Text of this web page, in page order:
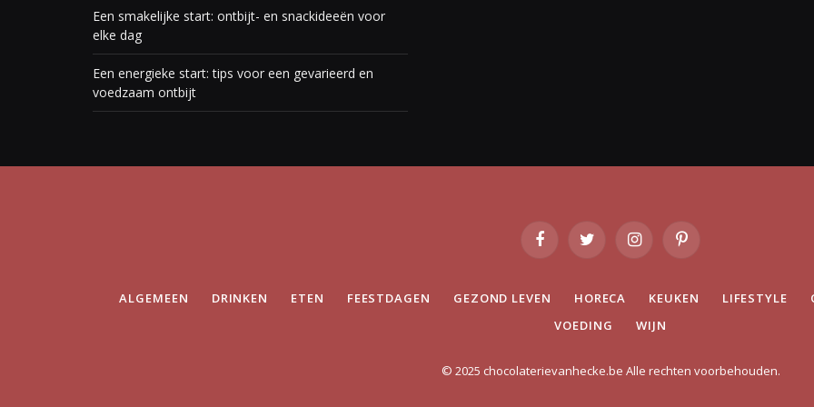
Een smakelijke start: ontbijt- en snackideeën voor
elke dag
Een energieke start: tips voor een gevarieerd en
voedzaam ontbijt
FacebookTwitter InstagramPinterest
ALGEMEEN DRINKEN ETEN FEESTDAGEN GEZOND LEVEN HORECA KEUKEN LIFESTYLE
VOEDING
WIJN
© 2025 chocolaterievanhecke.be Alle rechten voorbehouden.